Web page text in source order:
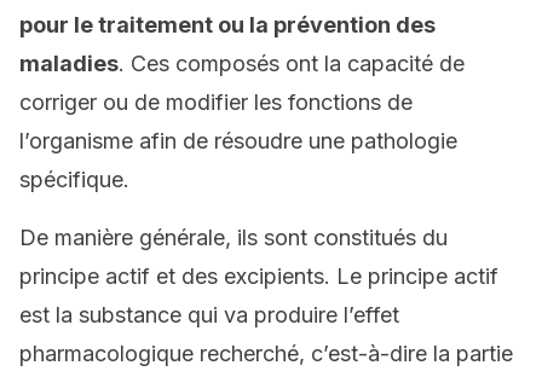
pour le traitement ou la prévention des
maladies. Ces composés ont la capacité de
corriger ou de modifier les fonctions de
l’organisme afin de résoudre une pathologie
spécifique.
De manière générale, ils sont constitués du
principe actif et des excipients. Le principe actif
est la substance qui va produire l’effet
pharmacologique recherché, c’est-à-dire la partie